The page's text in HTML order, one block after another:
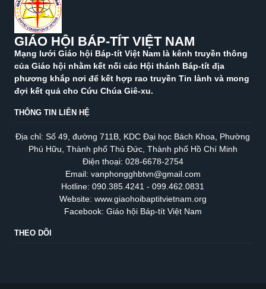
GIÁO HỘI BÁP-TÍT VIỆT NAM
Mạng lưới Giáo hội Báp-tít Việt Nam là kênh truyền thông
của Giáo hội nhằm kết nối các Hội thánh Báp-tít địa
phương khắp nơi để kết hợp rao truyền Tin lành và mong
đợi kết quả cho Cứu Chúa Giê-xu.
THÔNG TIN LIÊN HỆ
Địa chỉ: Số 49, đường 711B, KDC Đại học Bách Khoa, Phường
Phú Hữu, Thành phố Thủ Đức, Thành phố Hồ Chí Minh
Điện thoại: 028-6678-2754
Email: vanphongghbtvn@gmail.com
Hotline: 090.385.4241 - 099.462.0831
Website: www.giaohoibaptitvietnam.org
Facebook: Giáo hội Báp-tít Việt Nam
THEO DÕI